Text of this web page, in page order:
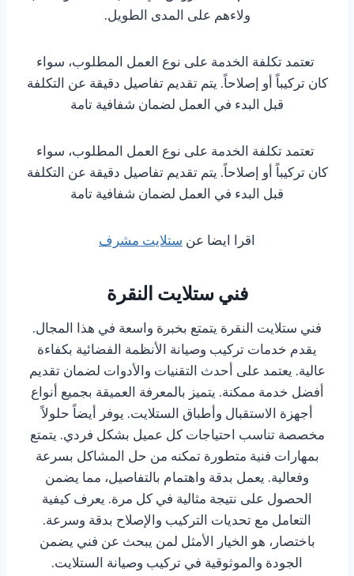
ولاءهم على المدى الطويل.
تعتمد تكلفة الخدمة على نوع العمل المطلوب، سواء
كان تركيباً أو إصلاحاً. يتم تقديم تفاصيل دقيقة عن التكلفة
قبل البدء في العمل لضمان شفافية تامة
تعتمد تكلفة الخدمة على نوع العمل المطلوب، سواء
كان تركيباً أو إصلاحاً. يتم تقديم تفاصيل دقيقة عن التكلفة
قبل البدء في العمل لضمان شفافية تامة
اقرا ايضا عنستلايت مشرف
فني ستلايت النقرة
فني ستلايت النقرة يتمتع بخبرة واسعة في هذا المجال.
يقدم خدمات تركيب وصيانة الأنظمة الفضائية بكفاءة
عالية. يعتمد على أحدث التقنيات والأدوات لضمان تقديم
أفضل خدمة ممكنة. يتميز بالمعرفة العميقة بجميع أنواع
أجهزة الاستقبال وأطباق الستلايت. يوفر أيضاً حلولاً
مخصصة تناسب احتياجات كل عميل بشكل فردي. يتمتع
بمهارات فنية متطورة تمكنه من حل المشاكل بسرعة
وفعالية. يعمل بدقة واهتمام بالتفاصيل، مما يضمن
الحصول على نتيجة مثالية في كل مرة. يعرف كيفية
التعامل مع تحديات التركيب والإصلاح بدقة وسرعة.
باختصار، هو الخيار الأمثل لمن يبحث عن فني يضمن
الجودة والموثوقية في تركيب وصيانة الستلايت.